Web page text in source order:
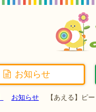
お知らせ
お知らせ 【あえる】ピ